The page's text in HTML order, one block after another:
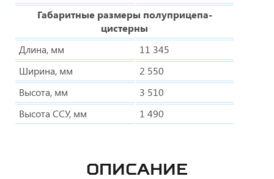
Габаритные размеры полуприцепа-
цистерны
Длина, мм
11 345
Ширина, мм
2 550
Высота, мм
3 510
Высота ССУ, мм
1 490
ОПИСАНИЕ